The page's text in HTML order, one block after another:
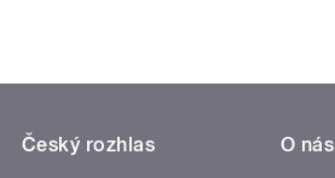
Český rozhlas
O nás